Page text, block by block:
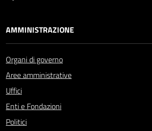
AMMINISTRAZIONE
Organi di governo
Aree amministrative
Uffici
Enti e Fondazioni
Politici